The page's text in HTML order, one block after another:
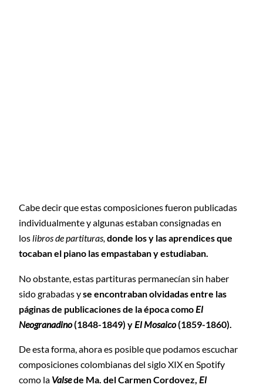
Cabe decir que estas composiciones fueron publicadas
individualmente y algunas estaban consignadas en
loslibros de partituras,donde los y las aprendices que
tocaban el piano las empastaban y estudiaban.
No obstante, estas partituras permanecían sin haber
sido grabadas yse encontraban olvidadas entre las
páginas de publicaciones de la época como El
Neogranadino(1848-1849) y El Mosaico(1859-1860).
De esta forma, ahora es posible que podamos escuchar
composiciones colombianas del siglo XIX en Spotify
como la Valsede Ma. del Carmen Cordovez, El